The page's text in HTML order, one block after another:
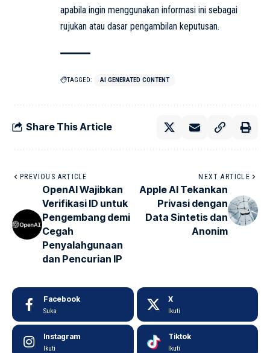
apabila ingin menggunakan informasi ini sebagai
rujukan atau dasar pengambilan keputusan.
TAGGED: AI GENERATED CONTENT
Share This Article
PREVIOUS ARTICLE
OpenAI Wajibkan
Verifikasi ID untuk
Pengembang demi
Cegah
Penyalahgunaan
dan Pencurian IP
NEXT ARTICLE
Apple AI Tekankan
Privasi dengan
Data Sintetis dan
Anonim
Facebook
Suka
X
Ikuti
Instagram
Ikuti
Tiktok
Ikuti